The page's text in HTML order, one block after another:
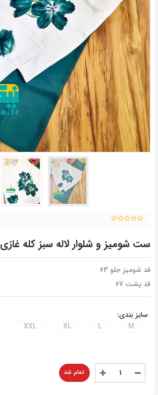
ست شومیز و شلوار لاله سبز کله غازی
قد شومیز جلو 63
قد پشت 67
سایز بندی:
M
L
XL
XXL
تمام شد